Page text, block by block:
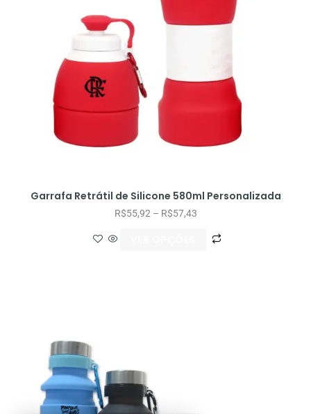
Garrafa Retrátil de Silicone 580ml Personalizada
R$55,92 – R$57,43